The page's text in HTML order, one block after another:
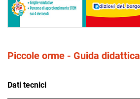
Piccole orme - Guida didattica
Dati tecnici